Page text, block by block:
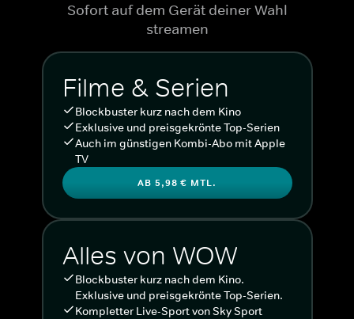
Sofort auf dem Gerät deiner Wahl
streamen
Filme & Serien
Blockbuster kurz nach dem Kino
Exklusive und preisgekrönte Top-Serien
Auch im günstigen Kombi-Abo mit Apple
TV
AB 5,98 € MTL.
Alles von WOW
Blockbuster kurz nach dem Kino.
Exklusive und preisgekrönte Top-Serien.
Kompletter Live-Sport von Sky Sport